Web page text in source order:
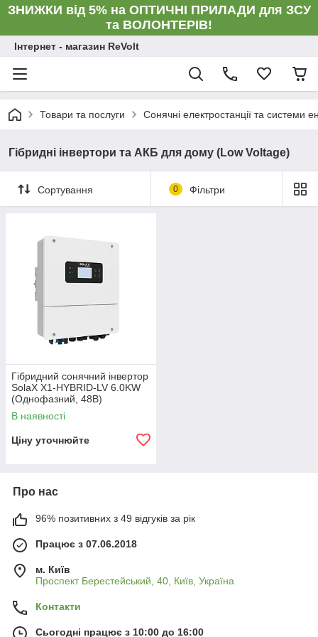
ЗНИЖКИ від 5% на ОПТИЧНІ ПРИЛАДИ для ЗСУ
та ВОЛОНТЕРІВ!
Інтернет - магазин ReVolt
Товари та послуги Сонячні електростанції та системи
Гібридні інвертори та АКБ для дому (Low Voltage)
Сортування 0 Фільтри
Гібридний сонячний інвертор
SolaX X1-HYBRID-LV 6.0KW
(Однофазний, 48В)
В наявності
Ціну уточнюйте
Про нас
96% позитивних з 49 відгуків за рік
Працює з 07.06.2018
м. Київ
Проспект Берестейський, 40, Київ, Україна
Контакти
Сьогодні працює з 10:00 до 16:00